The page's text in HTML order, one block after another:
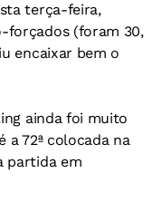
terça-feira,
forçados (foram 30,
encaixar bem o
ainda foi muito
a 72ª colocada na
partida em